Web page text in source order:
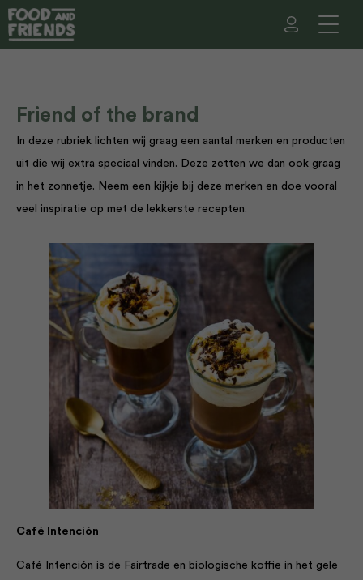
Friend of the brand
In deze rubriek lichten wij graag een aantal merken en producten
uit die wij extra speciaal vinden. Deze zetten we dan ook graag
in het zonnetje. Neem een kijkje bij deze merken en doe vooral
veel inspiratie op met de lekkerste recepten.
Café Intención
Café Intención is de Fairtrade en biologische koffie in het gele